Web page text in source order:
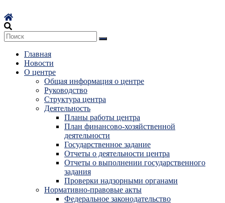
к
содержимому
Главная
Новости
О центре
Общая информация о центре
Руководство
Структура центра
Деятельность
Планы работы центра
План финансово-хозяйственной
деятельности
Государственное задание
Отчеты о деятельности центра
Отчеты о выполнении государственного
задания
Проверки надзорными органами
Нормативно-правовые акты
Федеральное законодательство